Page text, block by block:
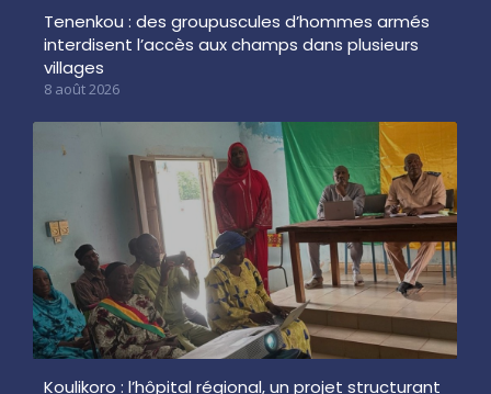
Tenenkou : des groupuscules d’hommes armés
interdisent l’accès aux champs dans plusieurs
villages
8 août 2026
Koulikoro : l’hôpital régional, un projet structurant